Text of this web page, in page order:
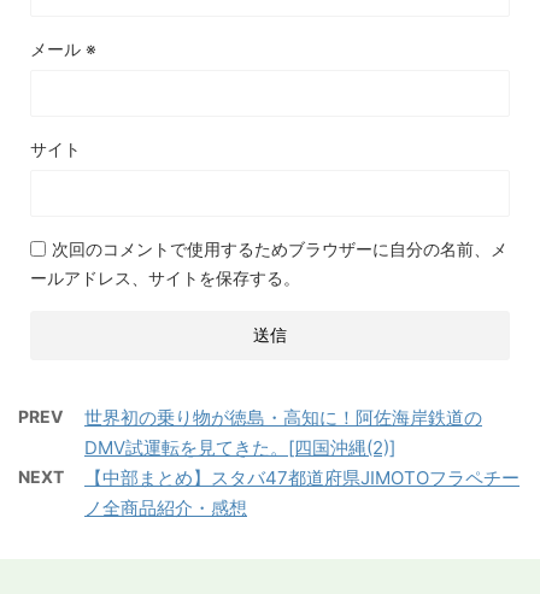
メール ※
サイト
次回のコメントで使用するためブラウザーに自分の名前、メ
ールアドレス、サイトを保存する。
PREV
世界初の乗り物が徳島・高知に！阿佐海岸鉄道の
DMV試運転を見てきた。[四国沖縄(2)]
NEXT
【中部まとめ】スタバ47都道府県JIMOTOフラペチー
ノ全商品紹介・感想